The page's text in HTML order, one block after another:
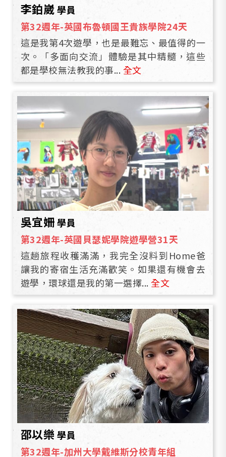
李鉑崴 學員
第32週年-英國布魯頓國王貴族學院24天
這是我第4次遊學，也是最難忘、最值得的一
次。「多面向交流」體驗是其中精髓，這些
都是學校無法教我的事...全文
吳宜姍 學員
第32週年-英國貝瑟妮學院遊學營31天
這趟旅程收穫滿滿，我完全沒料到Home爸
讓我的寄宿生活充滿歡笑。如果還有機會去
遊學，環球還是我的第一選擇...全文
邵以樂 學員
第32週年-加州大學戴維斯分校青年組